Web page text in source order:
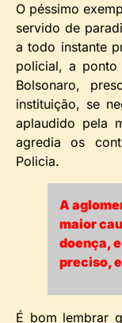
O péssimo
servido de
a todo instante
policial, a
Bolsonaro,
instituição, se
aplaudido pela
agredia os
Policia.
A
maior
doença,
preciso,
É bom lembrar